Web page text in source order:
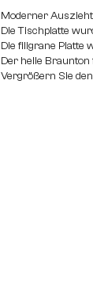
Moderner
Die Tischplatte
Die filigrane Platte
Der helle
Vergrößern Sie